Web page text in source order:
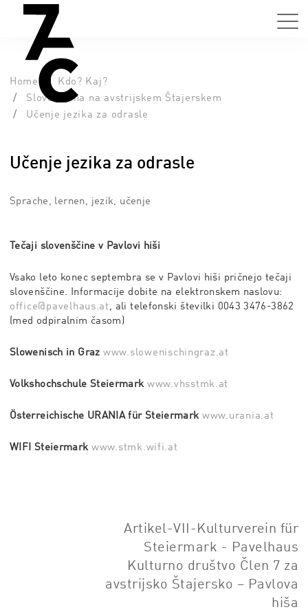
Home
Kdo? Kaj?
Slovenščina na avstrijskem Štajerskem
Učenje jezika za odrasle
Učenje jezika za odrasle
Sprache, lernen, jezik, učenje
Tečaji slovenščine v Pavlovi hiši
Vsako leto konec septembra se v Pavlovi hiši pričnejo tečaji
slovenščine. Informacije dobite na elektronskem naslovu:
office@pavelhaus.at , ali telefonski številki 0043 3476-3862
(med odpiralnim časom)
Slowenisch in Graz www.slowenischingraz.at
Volkshochschule Steiermark www.vhsstmk.at
Österreichische URANIA für Steiermark www.urania.at
WIFI Steiermark www.stmk.wifi.at
Artikel-VII-Kulturverein für
Steiermark - Pavelhaus
Kulturno društvo Člen 7 za
avstrijsko Štajersko – Pavlova
hiša